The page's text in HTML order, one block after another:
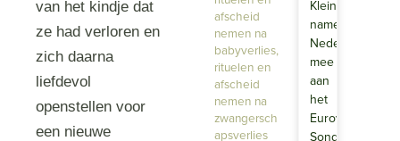
van het kindje dat
ze had verloren en
zich daarna
liefdevol
openstellen voor
een nieuwe
afscheid
nemen na
babyverlies,
rituelen en
afscheid
nemen na
zwangersch
apsverlies
Klein,
namens
Nederland,
mee
aan
het
Eurovisie
Songfestival.